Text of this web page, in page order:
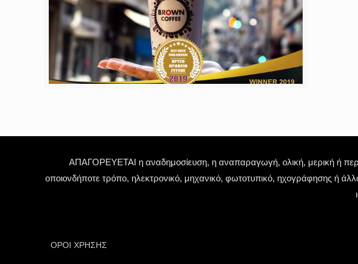
ΑΠΑΓΟΡΕΥΕΤΑΙ η αναδημοσίευση, η αναπαραγωγή, ολική, μερική ή
οποιονδήποτε τρόπο, ηλεκτρονικό, μηχανικό, φωτοτυπικό, ηχογράφησης ή
ΟΡΟΙ ΧΡΗΣΗΣ